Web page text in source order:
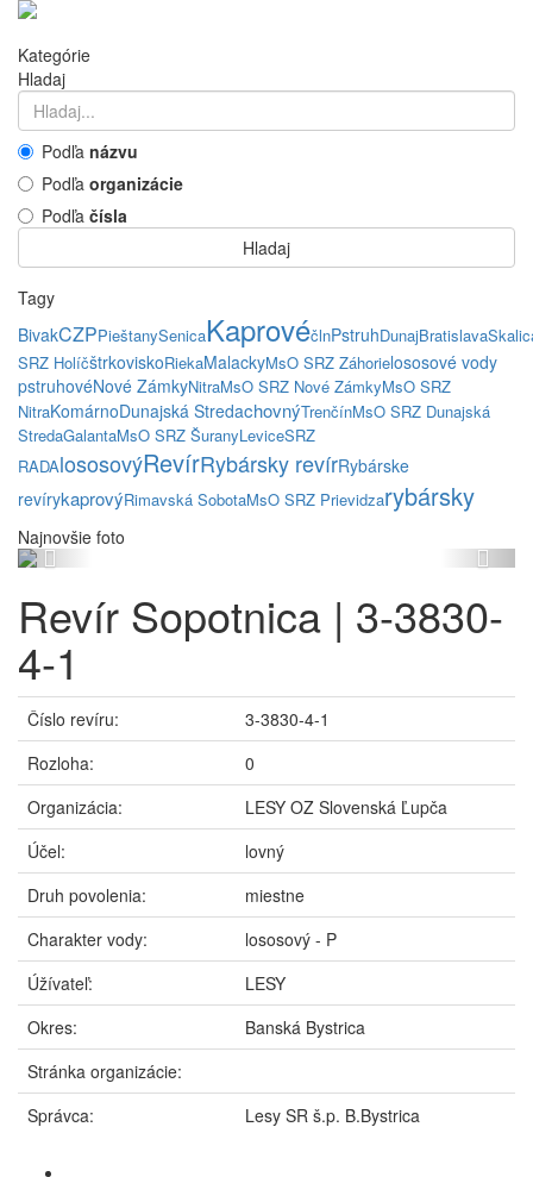
Kategórie
Hladaj
Podľa názvu
Podľa organizácie
Podľa čísla
Hladaj
Tagy
BivakCZPPieštanySenicaKaprovéčlnPstruhDunajBratislava
SRZ HolíčštrkoviskoRiekaMalackyMsO SRZ Záhorielososové vody
pstruhovéNové ZámkyNitraMsO SRZ Nové ZámkyMsO SRZ
NitraKomárnoDunajská StredachovnýTrenčínMsO SRZ Dunajská
StredaGalantaMsO SRZ ŠuranyLeviceSRZ
RADAlososovýRevírRybársky revírRybárske
revírykaprovýRimavská SobotaMsO SRZ Prievidzarybársky
Najnovšie foto
Previous Next
Revír Sopotnica | 3-3830-
4-1
Číslo revíru:
3-3830-4-1
Rozloha:
0
Organizácia:
LESY OZ Slovenská Ľupča
Účel:
lovný
Druh povolenia:
miestne
Charakter vody:
lososový - P
Úžívateľ:
LESY
Okres:
Banská Bystrica
Stránka organizácie:
Správca:
Lesy SR š.p. B.Bystrica